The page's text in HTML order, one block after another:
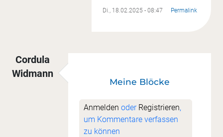
Di., 18.02.2025 - 08:47 Permalink
Cordula
Widmann
Meine Blöcke
Anmelden oder Registrieren,
um Kommentare verfassen
zu können